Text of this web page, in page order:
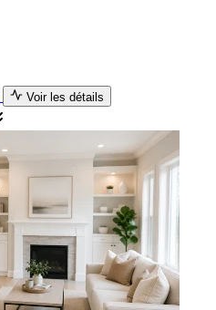
Voir les détails